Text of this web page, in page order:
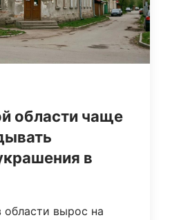
области чаще
в
вырос на